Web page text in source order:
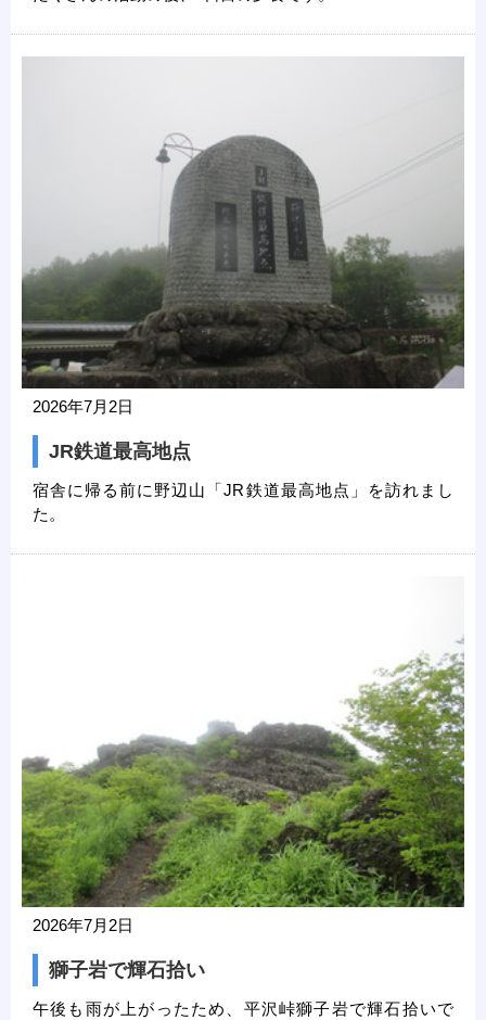
2026年7月2日
JR鉄道最高地点
宿舎に帰る前に野辺山「JR鉄道最高地点」を訪れまし
た。
2026年7月2日
獅子岩で輝石拾い
午後も雨が上がったため、平沢峠獅子岩で輝石拾いで